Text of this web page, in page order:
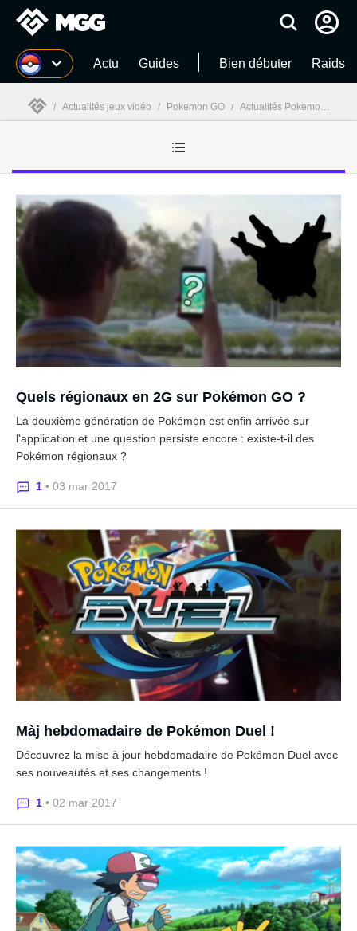
MGG Actu Guides Bien débuter Raids
/ Actualités jeux vidéo / Pokemon GO / Actualités Pokemon GO
Quels régionaux en 2G sur Pokémon GO ?
La deuxième génération de Pokémon est enfin arrivée sur
l'application et une question persiste encore : existe-t-il des
Pokémon régionaux ?
1 • 03 mar 2017
Màj hebdomadaire de Pokémon Duel !
Découvrez la mise à jour hebdomadaire de Pokémon Duel avec
ses nouveautés et ses changements !
1 • 02 mar 2017